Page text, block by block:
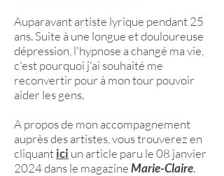
Auparavant artiste lyrique pendant 25
ans. Suite à une longue et douloureuse
dépression, l'hypnose a changé ma vie,
c'est pourquoi j'ai souhaité me
reconvertir pour à mon tour pouvoir
aider les gens.
A propos de mon accompagnement
auprès des artistes, vous trouverez en
cliquantici un article paru le 08 janvier
2024 dans le magazineMarie-Claire.